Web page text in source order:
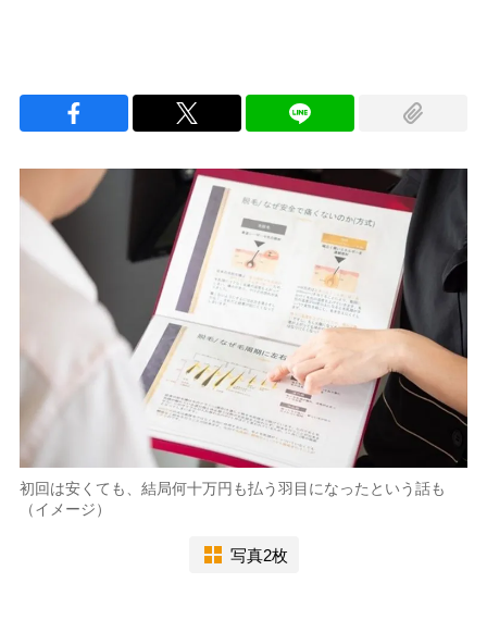
初回は安くても、結局何十万円も払う羽目になったという話も
（イメージ）
写真2枚